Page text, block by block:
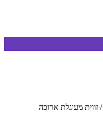
/ זווית מעוגלת ארוכה